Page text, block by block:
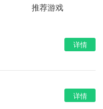
推荐游戏
详情
详情